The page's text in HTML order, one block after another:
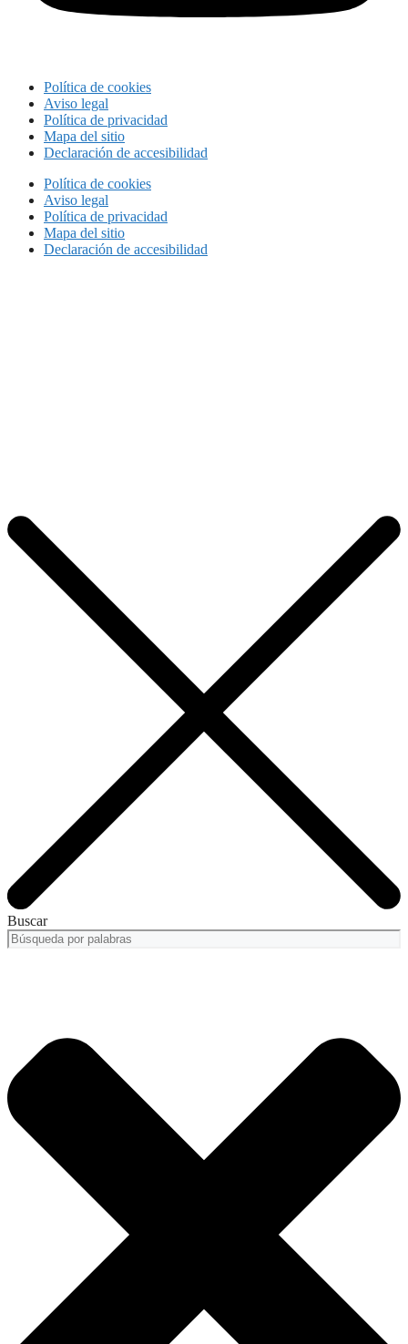
Política de cookies
Aviso legal
Política de privacidad
Mapa del sitio
Declaración de accesibilidad
Política de cookies
Aviso legal
Política de privacidad
Mapa del sitio
Declaración de accesibilidad
Buscar